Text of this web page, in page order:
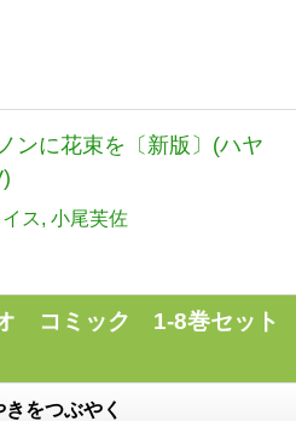
ンに花束を〔新版〕(ハヤ
ス 小尾芙佐
コミック 1-8巻セット
をつぶやく